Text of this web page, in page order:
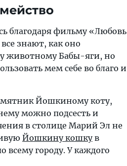
благодаря фильму «Любовь
знают, как оно
животному Бабы-яги, но
мем себе во благо и
Йошкиному коту,
можно подсесть и
в столице Марий Эл не
Йошкину кошкув
всему городу. У каждого